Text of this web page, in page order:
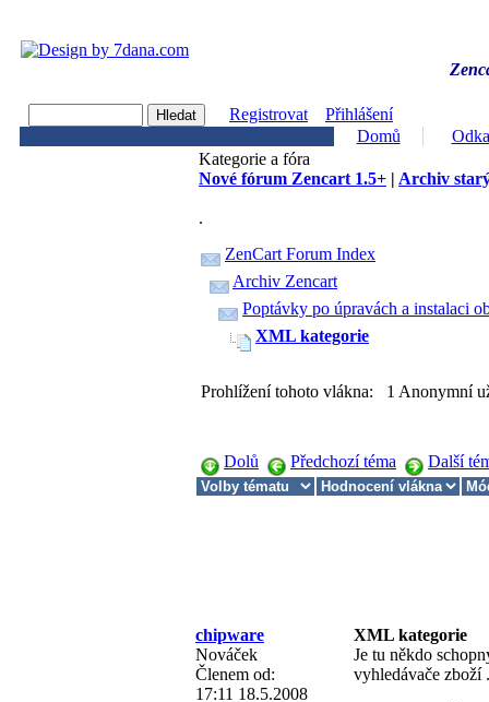
Registrovat
Přihlášení
Domů
Kategorie a fóra
Nové fórum Zencart 1.5+ | Archiv
.
ZenCart Forum Index
Archiv Zencart
Poptávky po úpravách a instalaci
XML kategorie
Prohlížení tohoto vlákna: 1 Anonymní
Dolů Předchozí téma Další
chipware
XML kategorie
Nováček
Členem od:
17:11 18.5.2008
Je tu někdo
vyhledávače zboží